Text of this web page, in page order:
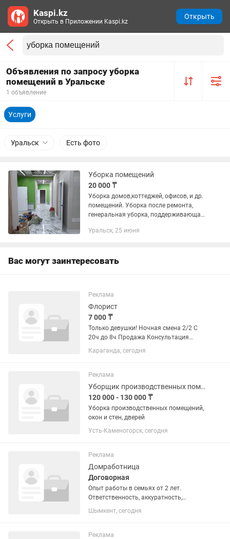
Объявления по запросу уборка
помещений в Уральске
1 объявление
Услуги
Уральск Есть фото
Уборка помещений
20 000 ₸
Уборка домов,коттеджей, офисов, и др.
помещений. Уборка после ремонта,
генеральная уборка, поддерживающая
Уральск, 25 июня
Вас могут заинтересовать
Реклама
Флорист
7 000 ₸
Только девушки! Ночная смена 2/2 С
20ч до 8ч Продажа Консультация
Уборка рабочего помещения
Пунктуальность, ответственность и тд
Караганда, сегодня
Реклама
Уборщик производственных помещений
120 000 - 130 000 ₸
Уборка производственных помещений,
окон и стен, дверей
Усть-Каменогорск, сегодня
Реклама
Домработница
Договорная
Опыт работы в семьях от 2 лет.
Ответственность, аккуратность,
честность и пунктуальность.
Поддержание идеальной чистоты во
сухая уборка. Стирка, глажка и уход
Шымкент, сегодня
Реклама
Kaspi.kz
Открыть в Приложении Kaspi.kz
Открыть